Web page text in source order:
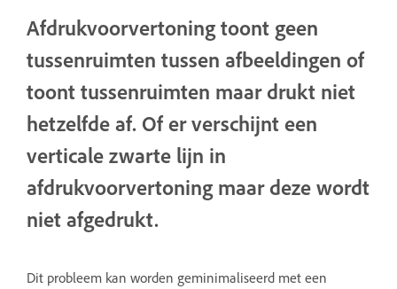
Afdrukvoorvertoning toont geen
tussenruimten tussen afbeeldingen of
toont tussenruimten maar drukt niet
hetzelfde af. Of er verschijnt een
verticale zwarte lijn in
afdrukvoorvertoning maar deze wordt
niet afgedrukt.
Dit probleem kan worden geminimaliseerd met een